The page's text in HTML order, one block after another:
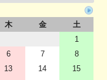
木 金
土
1
6 7
8
13 14
15